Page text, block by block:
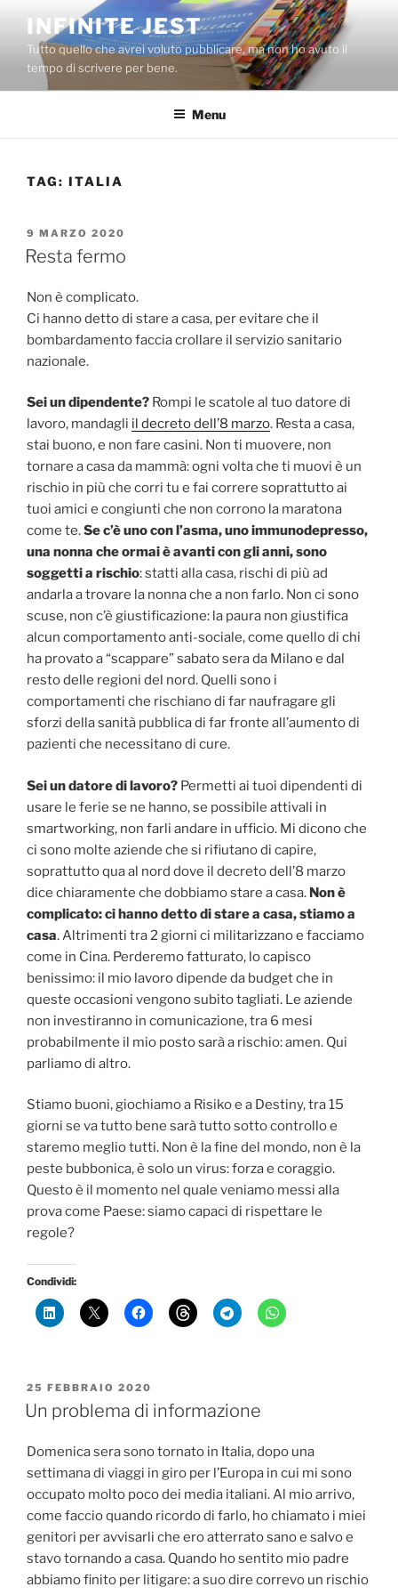
contenuto
INFINITE JEST
Tutto quello che avrei voluto pubblicare, ma non ho avuto il
tempo di scrivere per bene.
Menu
TAG: ITALIA
PUBBLICATO
IL
9 MARZO 2020
Resta fermo
Non è complicato.
Ci hanno detto di stare a casa, per evitare che il
bombardamento faccia crollare il servizio sanitario
nazionale.
Sei un dipendente? Rompi le scatole al tuo datore di
lavoro, mandagli il decreto dell’8 marzo. Resta a casa,
stai buono, e non fare casini. Non ti muovere, non
tornare a casa da mammà: ogni volta che ti muovi è un
rischio in più che corri tu e fai correre soprattutto ai
tuoi amici e congiunti che non corrono la maratona
come te.Se c’è uno con l’asma, uno immunodepresso,
una nonna che ormai è avanti con gli anni, sono
soggetti a rischio: statti alla casa, rischi di più ad
andarla a trovare la nonna che a non farlo. Non ci sono
scuse, non c’è giustificazione: la paura non giustifica
alcun comportamento anti-sociale, come quello di chi
ha provato a “scappare” sabato sera da Milano e dal
resto delle regioni del nord. Quelli sono i
comportamenti che rischiano di far naufragare gli
sforzi della sanità pubblica di far fronte all’aumento di
pazienti che necessitano di cure.
Sei un datore di lavoro? Permetti ai tuoi dipendenti di
usare le ferie se ne hanno, se possibile attivali in
smartworking, non farli andare in ufficio. Mi dicono che
ci sono molte aziende che si rifiutano di capire,
soprattutto qua al nord dove il decreto dell’8 marzo
dice chiaramente che dobbiamo stare a casa. Non è
complicato: ci hanno detto di stare a casa, stiamo a
casa. Altrimenti tra 2 giorni ci militarizzano e facciamo
come in Cina. Perderemo fatturato, lo capisco
benissimo: il mio lavoro dipende da budget che in
queste occasioni vengono subito tagliati. Le aziende
non investiranno in comunicazione, tra 6 mesi
probabilmente il mio posto sarà a rischio: amen. Qui
parliamo di altro.
Stiamo buoni, giochiamo a Risiko e a Destiny, tra 15
giorni se va tutto bene sarà tutto sotto controllo e
staremo meglio tutti. Non è la fine del mondo, non è la
peste bubbonica, è solo un virus: forza e coraggio.
Questo è il momento nel quale veniamo messi alla
prova come Paese: siamo capaci di rispettare le
regole?
Condividi:
PUBBLICATO
IL
25 FEBBRAIO 2020
Un problema di informazione
Domenica sera sono tornato in Italia, dopo una
settimana di viaggi in giro per l’Europa in cui mi sono
occupato molto poco dei media italiani. Al mio arrivo,
come faccio quando ricordo di farlo, ho chiamato i miei
genitori per avvisarli che ero atterrato sano e salvo e
stavo tornando a casa. Quando ho sentito mio padre
abbiamo finito per litigare: a suo dire correvo un rischio